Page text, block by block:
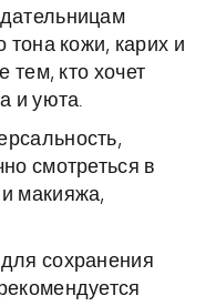
тона кожи, карих и
тем, кто хочет
и уюта.
смотреться в
макияжа,
для сохранения